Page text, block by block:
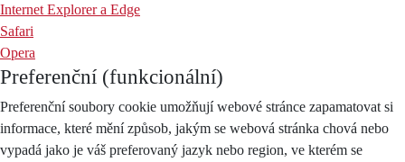
Internet Explorer a Edge
Safari
Opera
Preferenční (funkcionální)
Preferenční soubory cookie umožňují webové stránce zapamatovat si
informace, které mění způsob, jakým se webová stránka chová nebo
vypadá jako je váš preferovaný jazyk nebo region, ve kterém se